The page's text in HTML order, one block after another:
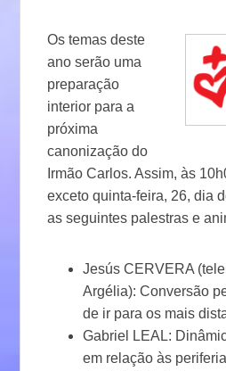
Os temas deste
ano serão uma
preparação
interior para a
próxima
canonização do
Irmão Carlos. Assim, às
exceto quinta-feira, 26, dia
as seguintes palestras e
Jesús CERVERA
Argélia): Conversão
de ir para os mais
Gabriel LEAL:
em relação às